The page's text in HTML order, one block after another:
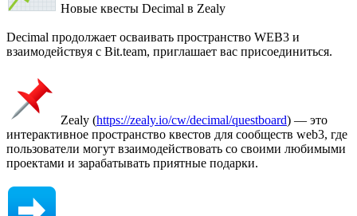
Новые квесты Decimal в Zealy
Decimal продолжает осваивать пространство WEB3 и
взаимодействуя с Bit.team, приглашает вас присоединиться.
Zealy (https://zealy.io/cw/decimal/questboard) — это
интерактивное пространство квестов для сообществ web3, где
пользователи могут взаимодействовать со своими любимыми
проектами и зарабатывать приятные подарки.